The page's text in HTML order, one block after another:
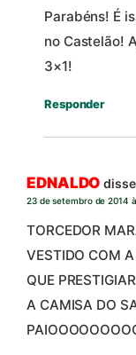
Parabéns! É
no Castelão!
3×1!
Responder
EDNALDO
23 de setembro de 2014
TORCEDOR
VESTIDO COM
QUE
A CAMISA DO